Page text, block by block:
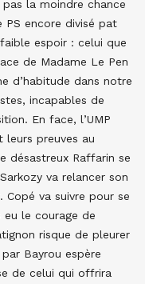
pas la moindre chance
encore divisé pat
espoir : celui que
de Madame Le Pen
d’habitude dans notre
incapables de
En face, l’UMP
preuves au
désastreux Raffarin se
va relancer son
va suivre pour se
eu le courage de
risque de pleurer
Bayrou espère
de celui qui offrira